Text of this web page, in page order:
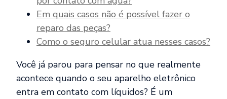
Em quais casos não é possível fazer o
reparo das peças?
Como o seguro celular atua nesses casos?
Você já parou para pensar no que realmente
acontece quando o seu aparelho eletrônico
entra em contato com líquidos? É um